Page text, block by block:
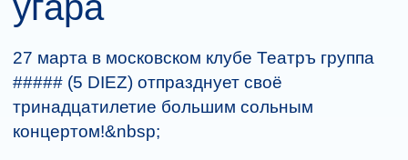
27 марта в московском клубе Театръ группа
##### (5 DIEZ) отпразднует своё
тринадцатилетие большим сольным
концертом!&nbsp;